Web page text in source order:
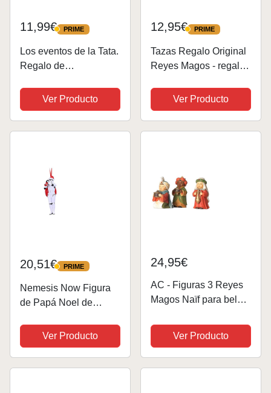
11,99€ PRIME
PRIME
Los eventos de la Tata.
Regalo de
Niños - Botón de Papá
Noel (Llave de Reyes
Magos, Madera
Ver Producto
12,95€ PRIME
PRIME
Tazas Regalo Original
Reyes Magos - regalos
para reyes - tazas
reyes magos (Te has
portado Fenomenal)
Ver Producto
20,51€ PRIME
PRIME
Nemesis Now Figura
de Papá Noel de
Colgar, 13 cm, Blanco
(B5778U1)
Ver Producto
24,95€
AC - Figuras 3 Reyes
Magos Naïf para belén
Figuras Decorativas
para Nacimiento,
Pesebre, Navidad,
Ver Producto